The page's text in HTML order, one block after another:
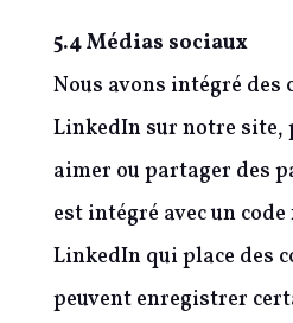
5.4 Médias sociaux
Nous avons intégré des
LinkedIn sur notre site,
aimer ou partager des
est intégré avec un
LinkedIn qui place des
peuvent enregistrer